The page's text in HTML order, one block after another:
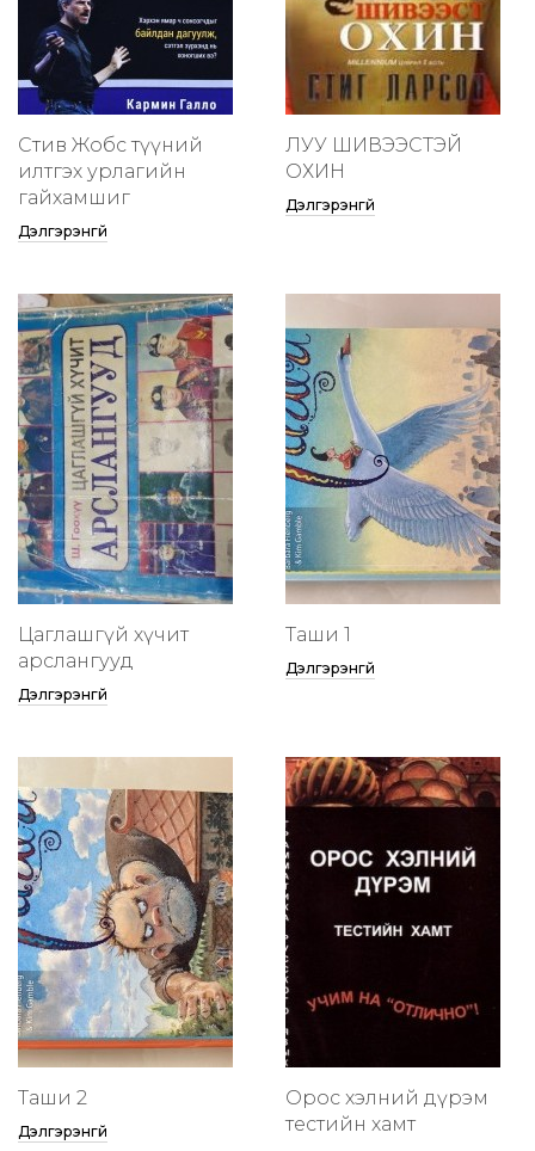
Стив Жобс түүний
илтгэх урлагийн
гайхамшиг
Дэлгэрэнгүй
ЛУУ ШИВЭЭСТЭЙ
ОХИН
Дэлгэрэнгүй
Цаглашгүй хүчит
арслангууд
Дэлгэрэнгүй
Таши 1
Дэлгэрэнгүй
Таши 2
Дэлгэрэнгүй
Орос хэлний дүрэм
тестийн хамт